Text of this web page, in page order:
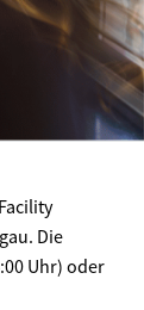
Die
Uhr) oder